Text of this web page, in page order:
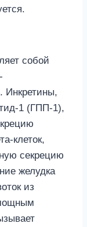
собой
Инкретины,
1 (ГПП-1),
клеток,
секрецию
желудка
из